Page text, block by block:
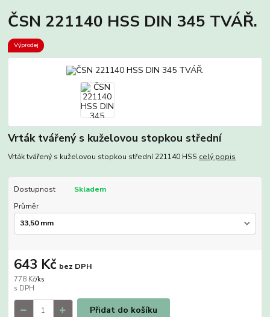
ČSN 221140 HSS DIN 345 TVÁŘ.
Výprodej
Vrták tvářený s kuželovou stopkou střední
Vrták tvářený s kuželovou stopkou střední 221140 HSS celý popis
Dostupnost
Skladem
Průměr
778 Kč/ks
643 Kč bez DPH
Přidat do košíku